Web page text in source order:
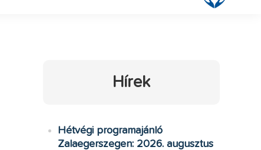
Hírek
Hétvégi programajánló
Zalaegerszegen: 2026. augusztus